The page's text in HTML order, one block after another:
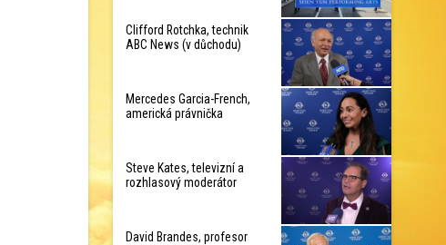
Clifford Rotchka, technik
ABC News (v důchodu)
Mercedes Garcia-French,
americká právnička
Steve Kates, televizní a
rozhlasový moderátor
David Brandes, profesor